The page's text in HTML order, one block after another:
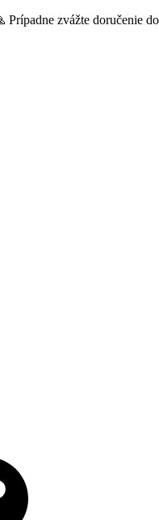
zvážte doručenie